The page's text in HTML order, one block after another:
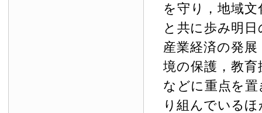
を守り，地域
と共に歩み明
産業経済の発
境の保護，教
などに重点を
り組んでいる